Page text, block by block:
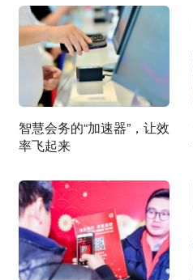
智慧会务的“加速器”，让效
率飞起来